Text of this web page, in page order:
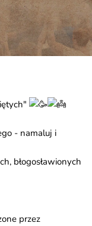
- namaluj i
błogosławionych
przez